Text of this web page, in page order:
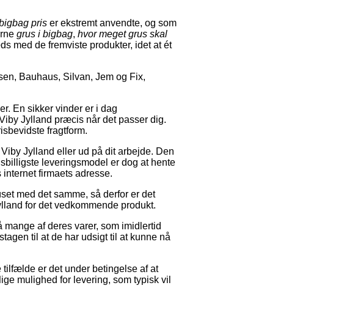
pris er ekstremt anvendte, og som
grus i bigbag, hvor meget grus skal
med de fremviste produkter, idet at ét
Bauhaus, Silvan, Jem og Fix,
En sikker vinder er i dag
Jylland præcis når det passer dig.
fragtform.
Jylland eller ud på dit arbejde. Den
leveringsmodel er dog at hente
firmaets adresse.
med det samme, så derfor er det
for det vedkommende produkt.
af deres varer, som imidlertid
til at de har udsigt til at kunne nå
er det under betingelse af at
mulighed for levering, som typisk vil